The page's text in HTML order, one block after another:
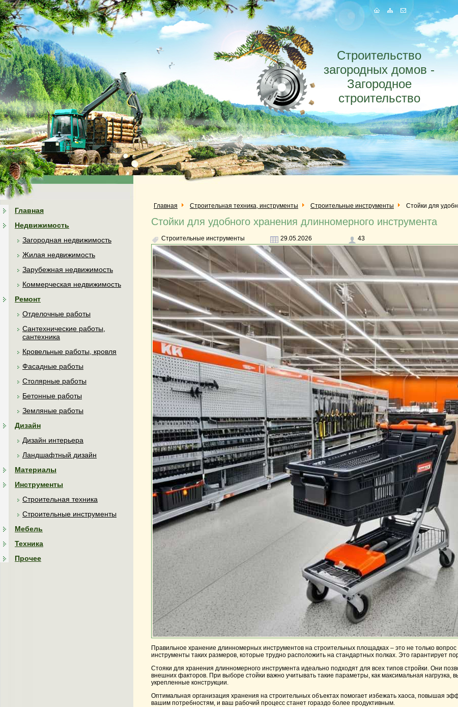
Строительство
загородных домов -
Загородное
строительство
Главная
Недвижимость
Загородная недвижимость
Жилая недвижимость
Зарубежная недвижимость
Коммерческая недвижимость
Ремонт
Отделочные работы
Сантехнические работы,
сантехника
Кровельные работы, кровля
Фасадные работы
Столярные работы
Бетонные работы
Земляные работы
Дизайн
Дизайн интерьера
Ландшафтный дизайн
Материалы
Инструменты
Строительная техника
Строительные инструменты
Мебель
Техника
Прочее
Главная Строительная техника, инструменты Строительные инструменты Стойки для
Стойки для удобного хранения длинномерного инструмента
Строительные инструменты 29.05.2026 43
Правильное хранение длинномерных инструментов на строительных площадках – это не только
инструменты таких размеров, которые трудно расположить на стандартных полках. Это гарантирует
Стояки для хранения длинномерного инструмента идеально подходят для всех типов стройки. Они
внешних факторов. При выборе стойки важно учитывать такие параметры, как максимальная
укрепленные конструкции.
Оптимальная организация хранения на строительных объектах помогает избежать хаоса, повышая
вашим потребностям, и ваш рабочий процесс станет гораздо более продуктивным.